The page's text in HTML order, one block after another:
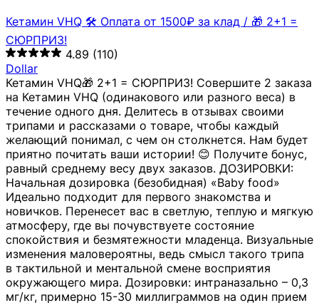
Кетамин VHQ 🛠 Оплата от 1500₽ за клад / 🎁 2+1 =
СЮРПРИЗ!
4.89 (110)
Dollar
Кетамин VHQ🎁 2+1 = СЮРПРИЗ! Совершите 2 заказа
на Кетамин VHQ (одинакового или разного веса) в
течение одного дня. Делитесь в отзывах своими
трипами и рассказами о товаре, чтобы каждый
желающий понимал, с чем он столкнется. Нам будет
приятно почитать ваши истории! 😊 Получите бонус,
равный среднему весу двух заказов. ДОЗИРОВКИ:
Начальная дозировка (безобидная) «Baby food»
Идеально подходит для первого знакомства и
новичков. Перенесет вас в светлую, теплую и мягкую
атмосферу, где вы почувствуете состояние
спокойствия и безмятежности младенца. Визуальные
изменения маловероятны, ведь смысл такого трипа
в тактильной и ментальной смене восприятия
окружающего мира. Дозировки: интраназально – 0,3
мг/кг, примерно 15-30 миллиграммов на один прием